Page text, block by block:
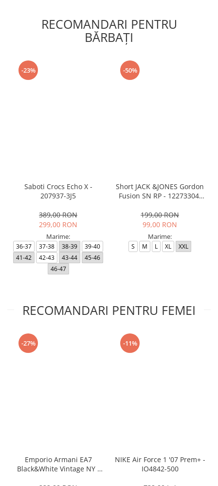
RECOMANDARI PENTRU
BĂRBAŢI
-23%
Saboti Crocs Echo X -
207937-3J5
389,00 RON
299,00 RON
Marime:
36-37 37-38 38-39
39-40
41-42
42-43 43-44
45-46
46-47
-50%
Short JACK &JONES Gordon
Fusion SN RP - 12273304-
199,00 RON
99,00 RON
Marime:
S M L XL XXL
RECOMANDARI PENTRU FEMEI
-27%
Emporio Armani EA7
Black&White Vintage NY -
-11%
NIKE Air Force 1 '07 Prem+ -
IO4842-500